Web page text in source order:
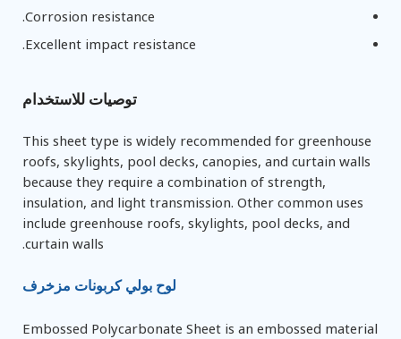
Corrosion resistance.
Excellent impact resistance.
توصيات للاستخدام
This sheet type is widely recommended for greenhouse
roofs, skylights, pool decks, canopies, and curtain walls
because they require a combination of strength,
insulation, and light transmission. Other common uses
include greenhouse roofs, skylights, pool decks, and
curtain walls.
لوح بولي كربونات مزخرف
Embossed Polycarbonate Sheet is an embossed material